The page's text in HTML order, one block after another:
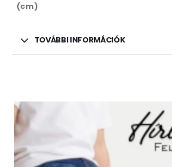
(cm)
TOVÁBBI INFORMÁCIÓK